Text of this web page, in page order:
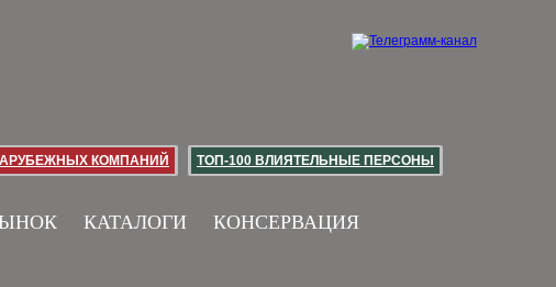
КОМПАНИЙ ТОП-100 ВЛИЯТЕЛЬНЫЕ ПЕРСОНЫ
КАТАЛОГИ КОНСЕРВАЦИЯ